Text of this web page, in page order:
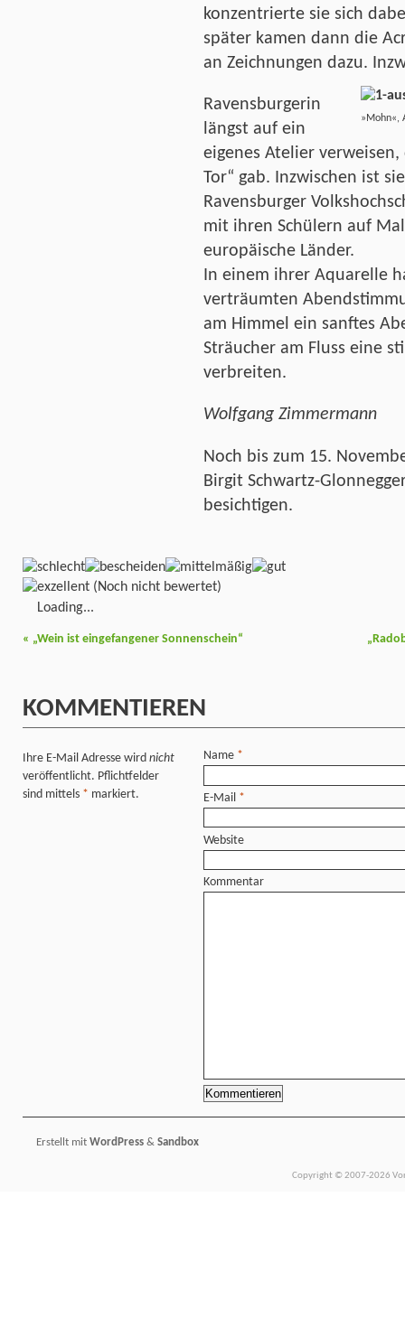
konzentrierte sie sich
später kamen dann die
an Zeichnungen dazu.
Ravensburgerin
längst auf ein
eigenes Atelier
Tor“ gab. Inzwischen ist
Ravensburger
mit ihren Schülern auf
europäische Länder.
In einem ihrer Aquarelle
verträumten
am Himmel ein sanftes
Sträucher am Fluss eine
verbreiten.
Wolfgang Zimmermann
Noch bis zum 15.
Birgit Schwartz-
besichtigen.
(Noch nicht bewertet)
Loading...
« „Wein ist eingefangener Sonnenschein“
KOMMENTIEREN
Ihre E-Mail Adresse wird nicht
veröffentlicht. Pflichtfelder
sind mittels * markiert.
Name *
E-Mail *
Website
Kommentar
Erstellt mit WordPress & Sandbox
Copyright © 2007-2026